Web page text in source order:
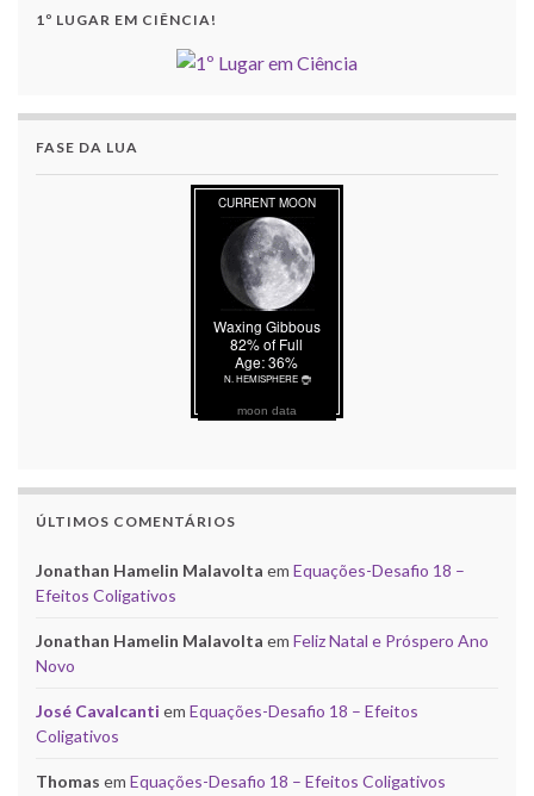
1º LUGAR EM CIÊNCIA!
FASE DA LUA
moon data
ÚLTIMOS COMENTÁRIOS
Jonathan Hamelin Malavolta em Equações-Desafio 18 –
Efeitos Coligativos
Jonathan Hamelin Malavolta em Feliz Natal e Próspero Ano
Novo
José Cavalcanti em Equações-Desafio 18 – Efeitos
Coligativos
Thomas em Equações-Desafio 18 – Efeitos Coligativos